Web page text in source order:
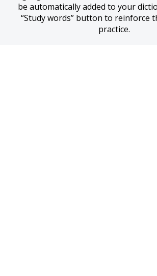
be automatically added to your
“Study words” button to reinforce
practice.